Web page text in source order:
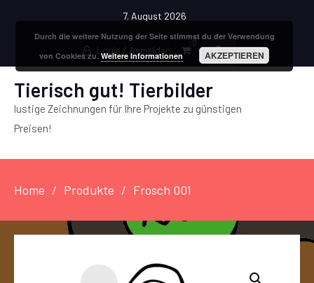
7. August 2026
Login / Anmelden
0
Tierisch gut! Tierbilder
lustige Zeichnungen für Ihre Projekte zu günstigen
Preisen!
Home Produkte Frosch 001
Durch die weitere Nutzung der Seite stimmst du der Verwendung
von Cookies zu.Weitere Informationen AKZEPTIEREN